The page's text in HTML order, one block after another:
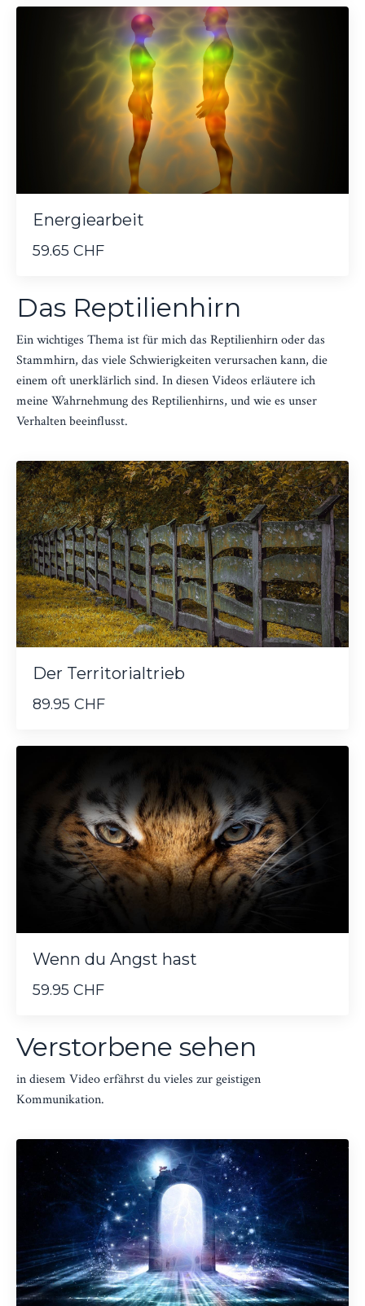
Energiearbeit
59.65 CHF
Das Reptilienhirn
Ein wichtiges Thema ist für mich das Reptilienhirn oder das
Stammhirn, das viele Schwierigkeiten verursachen kann, die
einem oft unerklärlich sind. In diesen Videos erläutere ich
meine Wahrnehmung des Reptilienhirns, und wie es unser
Verhalten beeinflusst.
Der Territorialtrieb
89.95 CHF
Wenn du Angst hast
59.95 CHF
Verstorbene sehen
in diesem Video erfährst du vieles zur geistigen
Kommunikation.